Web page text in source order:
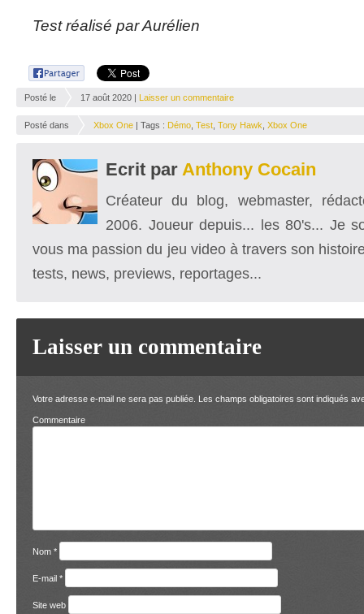
Test réalisé par Aurélien
Posté le 17 août 2020 | Laisser un commentaire
Posté dans Xbox One | Tags : Démo Test Tony Hawk Xbox One
Ecrit par Anthony Cocain
Créateur du blog, webmaster,
2006. Joueur depuis... les 80's... Je
vous ma passion du jeu video à travers son
tests, news, previews, reportages...
Laisser un commentaire
Votre adresse e-mail ne sera pas publiée. Les champs obligatoires sont indiqués
Nom *
E-mail *
Site web